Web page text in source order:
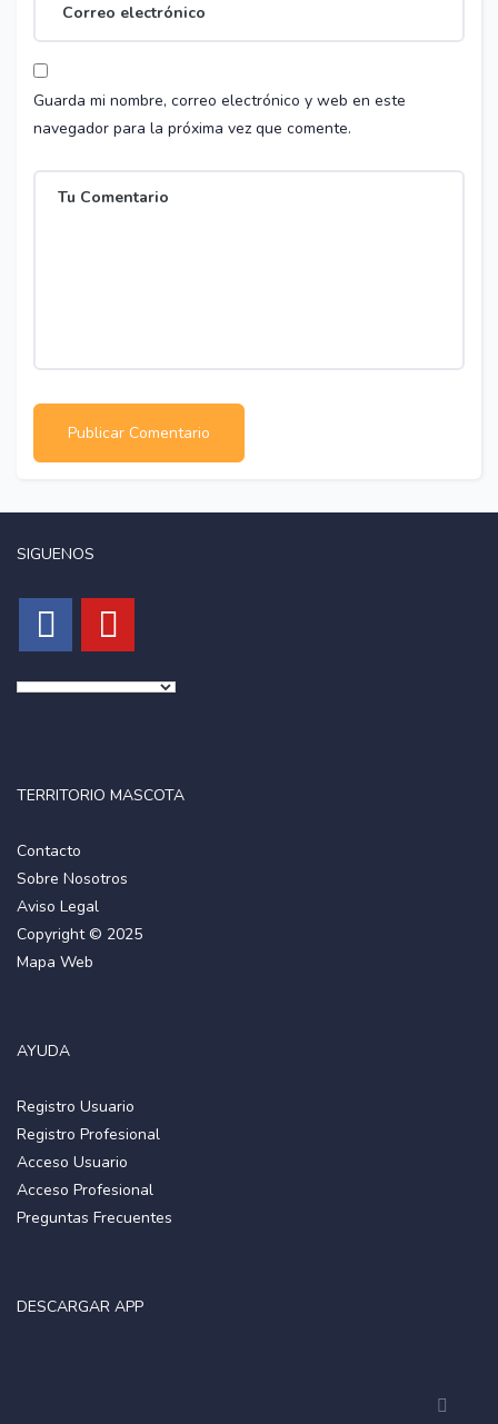
Guarda mi nombre, correo electrónico y web en este
navegador para la próxima vez que comente.
SIGUENOS
TERRITORIO MASCOTA
Contacto
Sobre Nosotros
Aviso Legal
Copyright © 2025
Mapa Web
AYUDA
Registro Usuario
Registro Profesional
Acceso Usuario
Acceso Profesional
Preguntas Frecuentes
DESCARGAR APP